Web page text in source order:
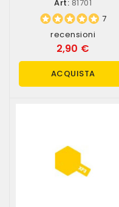
Art: 81701
7
recensioni
2,90 €
ACQUISTA